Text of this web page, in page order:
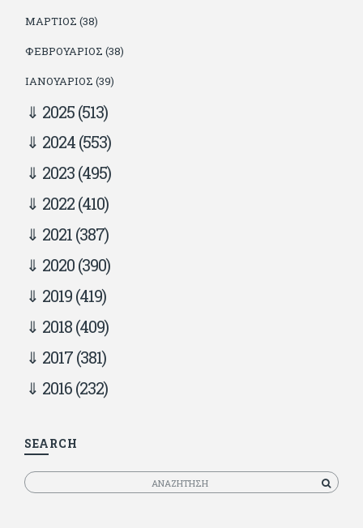
ΜΆΡΤΙΟΣ (38)
ΦΕΒΡΟΥΆΡΙΟΣ (38)
ΙΑΝΟΥΆΡΙΟΣ (39)
2025(513)
2024(553)
2023(495)
2022(410)
2021(387)
2020(390)
2019(419)
2018(409)
2017(381)
2016(232)
SEARCH
Αναζητηση